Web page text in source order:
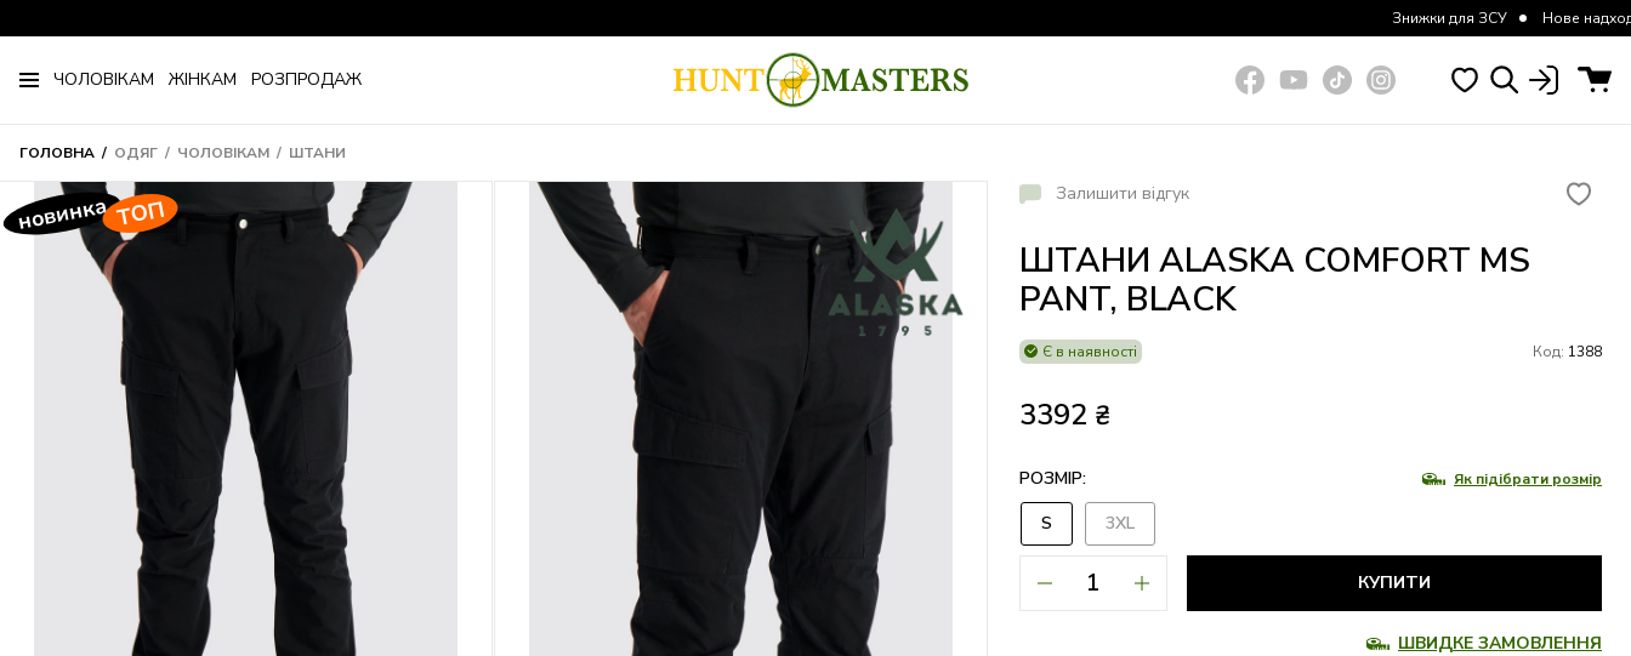
Нове надходження курток та
ЧОЛОВІКАМ ЖІНКАМ РОЗПРОДАЖ
ГОЛОВНА ОДЯГ ЧОЛОВІКАМ ШТАНИ
новинкаTOП
Залишити відгук
ШТАНИ ALASKA COMFORT MS
PANT, BLACK
Є в наявності Код: 1388
3392 ₴
РОЗМІР: Як підібрати розмір
S 3XL
КУПИТИ
ШВИДКЕ ЗАМОВЛЕННЯ